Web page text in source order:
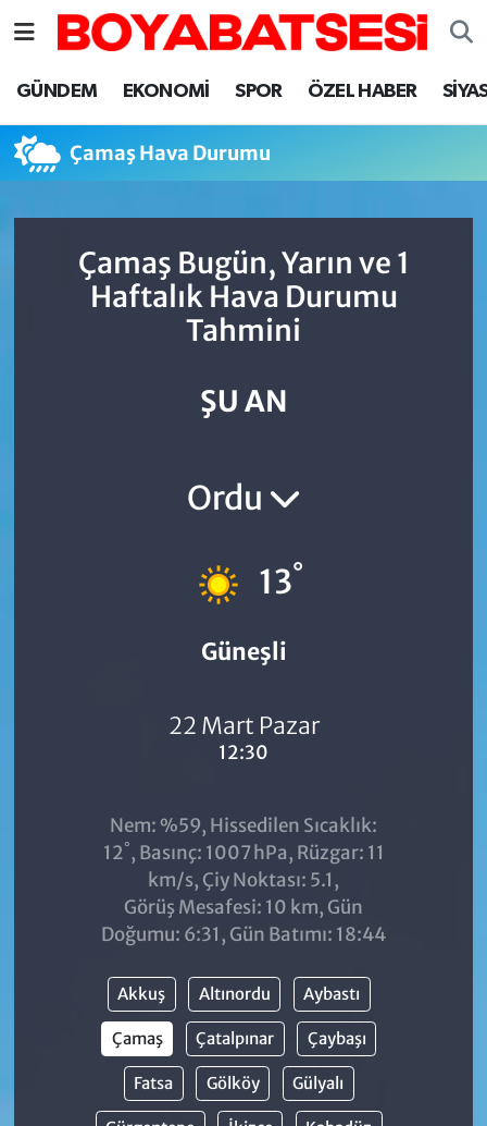
GÜNDEM EKONOMİ SPOR ÖZEL HABER
Çamaş Hava Durumu
Çamaş Bugün, Yarın ve 1
Haftalık Hava Durumu
Tahmini
ŞU AN
Ordu
13°
Güneşli
22 Mart Pazar
12:30
Nem: %59, Hissedilen Sıcaklık:
12°, Basınç: 1007 hPa, Rüzgar: 11
km/s, Çiy Noktası: 5.1,
Görüş Mesafesi: 10 km, Gün
Doğumu: 6:31, Gün Batımı: 18:44
Akkuş Altınordu Aybastı
Çamaş Çatalpınar Çaybaşı
Fatsa Gölköy Gülyalı
Sinop Nöbetçi Eczaneler
Sinop Trafik Yoğunluk Haritası
Süper Lig Puan Durumu ve Fikstür
Son Dakika Haberleri